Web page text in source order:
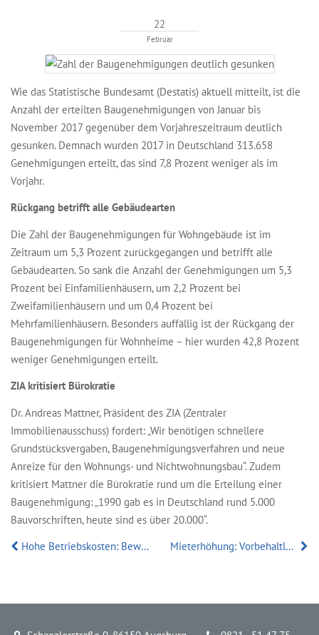
22
Februar
Wie das Statistische Bundesamt (Destatis) aktuell mitteilt, ist die
Anzahl der erteilten Baugenehmigungen von Januar bis
November 2017 gegenüber dem Vorjahreszeitraum deutlich
gesunken. Demnach wurden 2017 in Deutschland 313.658
Genehmigungen erteilt, das sind 7,8 Prozent weniger als im
Vorjahr.
Rückgang betrifft alle Gebäudearten
Die Zahl der Baugenehmigungen für Wohngebäude ist im
Zeitraum um 5,3 Prozent zurückgegangen und betrifft alle
Gebäudearten. So sank die Anzahl der Genehmigungen um 5,3
Prozent bei Einfamilienhäusern, um 2,2 Prozent bei
Zweifamilienhäusern und um 0,4 Prozent bei
Mehrfamilienhäusern. Besonders auffällig ist der Rückgang der
Baugenehmigungen für Wohnheime – hier wurden 42,8 Prozent
weniger Genehmigungen erteilt.
ZIA kritisiert Bürokratie
Dr. Andreas Mattner, Präsident des ZIA (Zentraler
Immobilienausschuss) fordert: „Wir benötigen schnellere
Grundstücksvergaben, Baugenehmigungsverfahren und neue
Anreize für den Wohnungs- und Nichtwohnungsbau“. Zudem
kritisiert Mattner die Bürokratie rund um die Erteilung einer
Baugenehmigung: „1990 gab es in Deutschland rund 5.000
Bauvorschriften, heute sind es über 20.000“.
Hohe Betriebskosten: Beweislast bei Vermietern und Versorgern
Mieterhöhung: Vorbehaltlose Zahlungen gelten als Zustimmung